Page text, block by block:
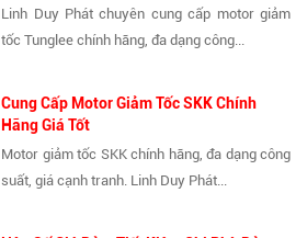
Linh Duy Phát chuyên cung cấp motor giảm
tốc Tunglee chính hãng, đa dạng công...
Cung Cấp Motor Giảm Tốc SKK Chính
Hãng Giá Tốt
Motor giảm tốc SKK chính hãng, đa dạng công
suất, giá cạnh tranh. Linh Duy Phát...